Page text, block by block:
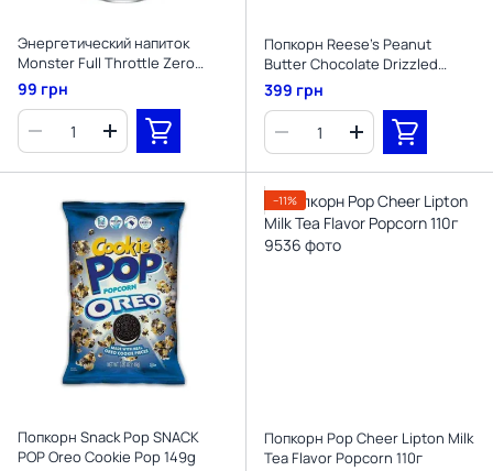
Энергетический напиток
Monster Full Throttle Zero
Sugar 500 мл
99 грн
Попкорн Reese's Peanut
Butter Chocolate Drizzled
Popcorn 149 g
399 грн
Попкорн Snack Pop SNACK
POP Oreo Cookie Pop 149g
−11%
Попкорн Pop Cheer Lipton Milk
Tea Flavor Popcorn 110г